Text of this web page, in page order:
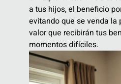
a tus hijos, el beneficio
evitando que se venda la
valor que recibirán tus
momentos difíciles.